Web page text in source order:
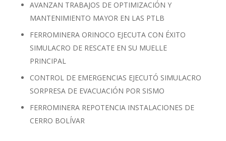
AVANZAN TRABAJOS DE OPTIMIZACIÓN Y
MANTENIMIENTO MAYOR EN LAS PTLB
FERROMINERA ORINOCO EJECUTA CON ÉXITO
SIMULACRO DE RESCATE EN SU MUELLE
PRINCIPAL
CONTROL DE EMERGENCIAS EJECUTÓ SIMULACRO
SORPRESA DE EVACUACIÓN POR SISMO
FERROMINERA REPOTENCIA INSTALACIONES DE
CERRO BOLÍVAR